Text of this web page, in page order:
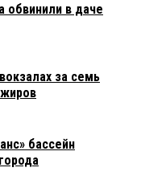
обвинили в даче
за семь
бассейн